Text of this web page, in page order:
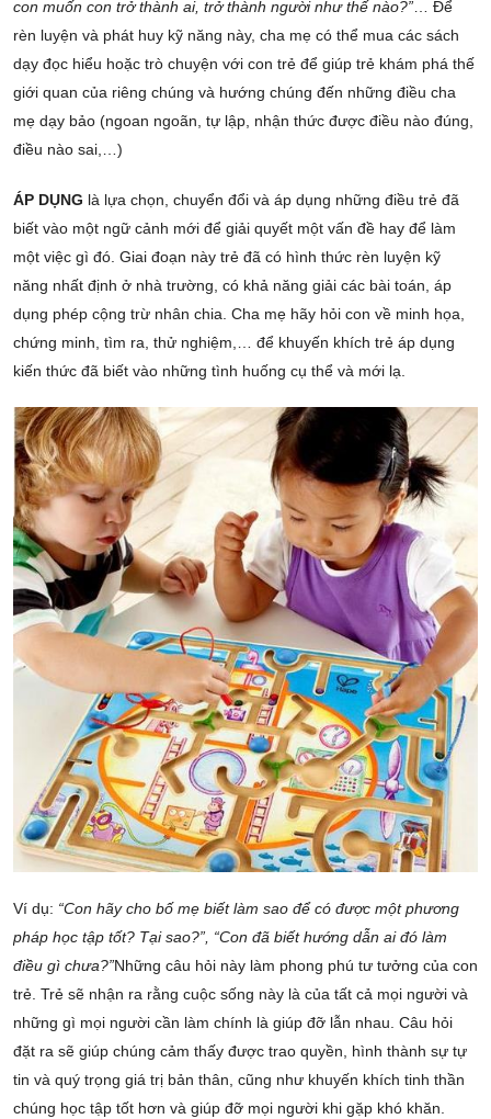
con muốn con trở thành ai, trở thành người như thế nào?” … Để
rèn luyện và phát huy kỹ năng này, cha mẹ có thể mua các sách
dạy đọc hiểu hoặc trò chuyện với con trẻ để giúp trẻ khám phá thế
giới quan của riêng chúng và hướng chúng đến những điều cha
mẹ dạy bảo (ngoan ngoãn, tự lập, nhận thức được điều nào đúng,
điều nào sai,…)
ÁP DỤNG là lựa chọn, chuyển đổi và áp dụng những điều trẻ đã
biết vào một ngữ cảnh mới để giải quyết một vấn đề hay để làm
một việc gì đó. Giai đoạn này trẻ đã có hình thức rèn luyện kỹ
năng nhất định ở nhà trường, có khả năng giải các bài toán, áp
dụng phép cộng trừ nhân chia. Cha mẹ hãy hỏi con về minh họa,
chứng minh, tìm ra, thử nghiệm,… để khuyến khích trẻ áp dụng
kiến thức đã biết vào những tình huống cụ thể và mới lạ.
Ví dụ: “Con hãy cho bố mẹ biết làm sao để có được một phương
pháp học tập tốt? Tại sao?”, “Con đã biết hướng dẫn ai đó làm
điều gì chưa?”Những câu hỏi này làm phong phú tư tưởng của con
trẻ. Trẻ sẽ nhận ra rằng cuộc sống này là của tất cả mọi người và
những gì mọi người cần làm chính là giúp đỡ lẫn nhau. Câu hỏi
đặt ra sẽ giúp chúng cảm thấy được trao quyền, hình thành sự tự
tin và quý trọng giá trị bản thân, cũng như khuyến khích tinh thần
chúng học tập tốt hơn và giúp đỡ mọi người khi gặp khó khăn.